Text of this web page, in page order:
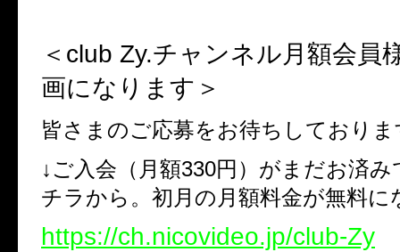
＜ club Zy.チャンネル月額会員
画になります＞
皆さまのご応募をお待ちしておりま
↓ご入会（月額330円）がまだお済
チラから。初月の月額料金が無料に
https://ch.nicovideo.jp/club-Zy